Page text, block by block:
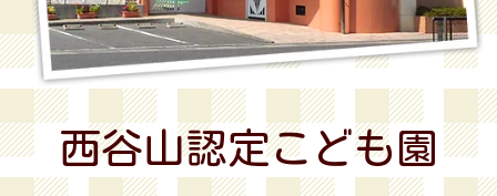
西谷山認定こども園